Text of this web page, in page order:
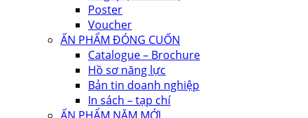
Poster
Voucher
ẤN PHẨM ĐÓNG CUỐN
Catalogue – Brochure
Hồ sơ năng lực
Bản tin doanh nghiệp
In sách – tạp chí
ẤN PHẨM NĂM MỚI